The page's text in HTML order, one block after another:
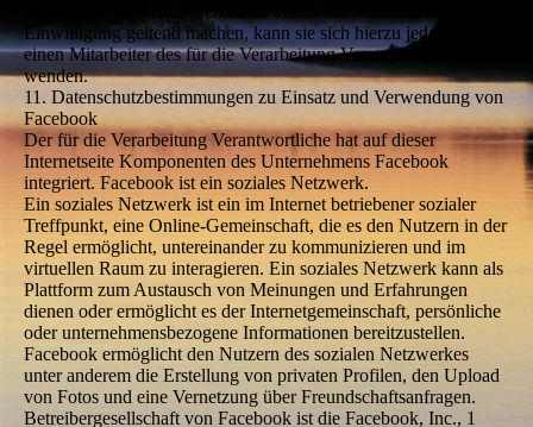
Möchte die betroffene Person ihr Recht auf Widerruf einer
Einwilligung geltend machen, kann sie sich hierzu jederzeit an
einen Mitarbeiter des für die Verarbeitung Verantwortlichen
wenden.
11. Datenschutzbestimmungen zu Einsatz und Verwendung von
Facebook
Der für die Verarbeitung Verantwortliche hat auf dieser
Internetseite Komponenten des Unternehmens Facebook
integriert. Facebook ist ein soziales Netzwerk.
Ein soziales Netzwerk ist ein im Internet betriebener sozialer
Treffpunkt, eine Online-Gemeinschaft, die es den Nutzern in der
Regel ermöglicht, untereinander zu kommunizieren und im
virtuellen Raum zu interagieren. Ein soziales Netzwerk kann als
Plattform zum Austausch von Meinungen und Erfahrungen
dienen oder ermöglicht es der Internetgemeinschaft, persönliche
oder unternehmensbezogene Informationen bereitzustellen.
Facebook ermöglicht den Nutzern des sozialen Netzwerkes
unter anderem die Erstellung von privaten Profilen, den Upload
von Fotos und eine Vernetzung über Freundschaftsanfragen.
Betreibergesellschaft von Facebook ist die Facebook, Inc., 1